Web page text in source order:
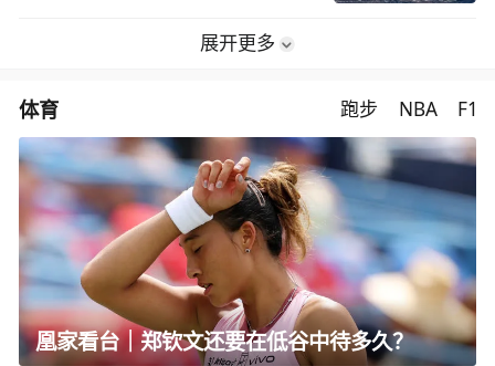
展开更多
体育 跑步 NBA F1
凰家看台｜郑钦文还要在低谷中待多久？